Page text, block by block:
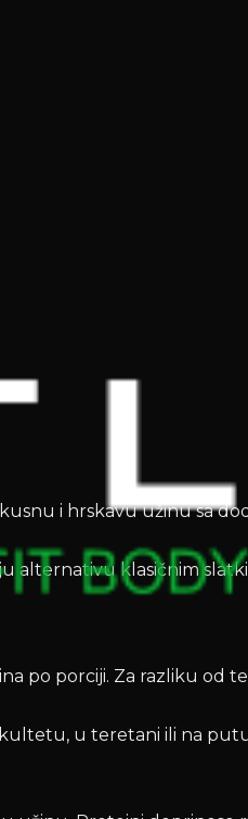
i hrskavu užinu sa
alternativu klasičnim
po porciji. Za razliku od
u teretani ili na